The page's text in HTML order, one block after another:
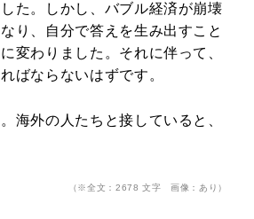
た。しかし、バブル経済が崩壊
り、自分で答えを生み出すこと
変わりました。それに伴って、
ばならないはずです。
海外の人たちと接していると、
（※全文：2678 文字 画像：あり）